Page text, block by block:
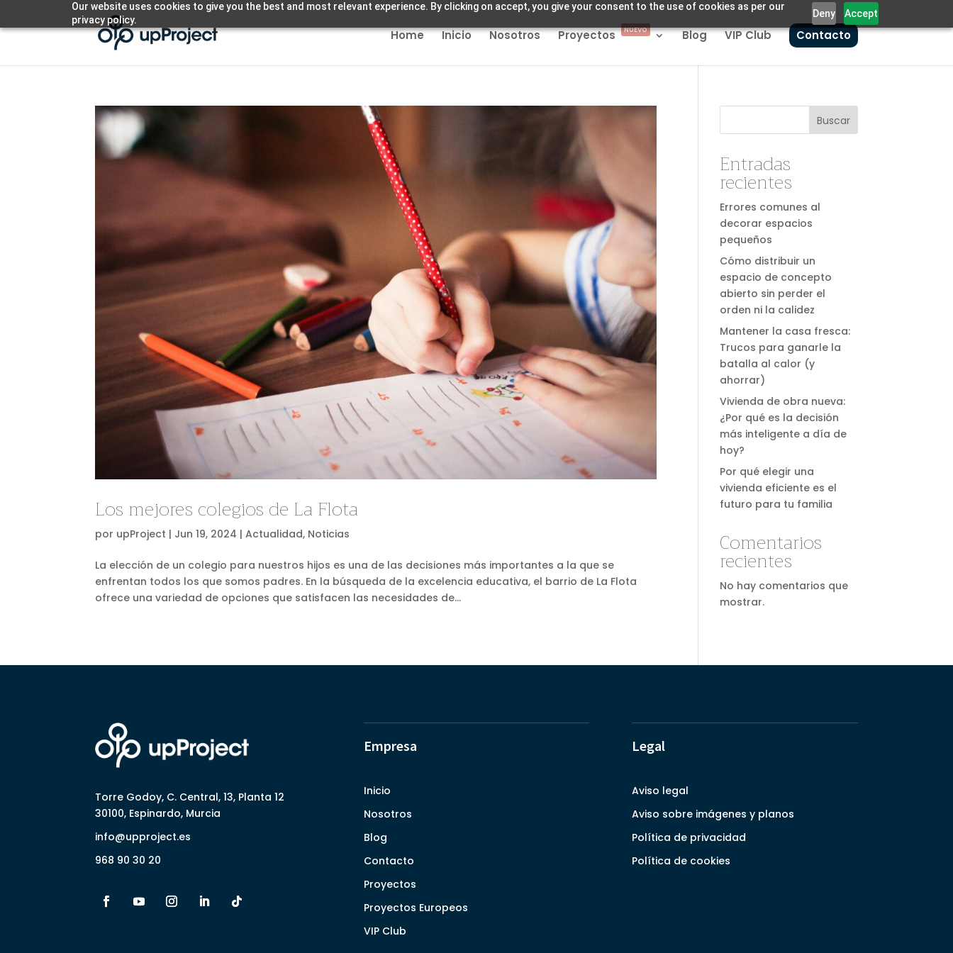
Our website uses cookies to give you the best and most relevant experience. By clicking on accept, you give your consent to the use of cookies as per our
privacy policy.
Deny Accept
Home Inicio Nosotros Proyectos NUEVO Blog VIP Club Contacto
Los mejores colegios de La Flota
por upProject | Jun 19, 2024 |Actualidad, Noticias
La elección de un colegio para nuestros hijos es una de las decisiones más importantes a la que se
enfrentan todos los que somos padres. En la búsqueda de la excelencia educativa, el barrio de La Flota
ofrece una variedad de opciones que satisfacen las necesidades de...
Buscar
Entradas
recientes
Errores comunes al
decorar espacios
pequeños
Cómo distribuir un
espacio de concepto
abierto sin perder el
orden ni la calidez
Mantener la casa fresca:
Trucos para ganarle la
batalla al calor (y
ahorrar)
Vivienda de obra nueva:
¿Por qué es la decisión
más inteligente a día de
hoy?
Por qué elegir una
vivienda eficiente es el
futuro para tu familia
Comentarios
recientes
No hay comentarios que
mostrar.
Torre Godoy, C. Central, 13, Planta 12
30100, Espinardo, Murcia
info@upproject.es
968 90 30 20
Empresa
Inicio
Nosotros
Blog
Contacto
Proyectos
Proyectos Europeos
VIP Club
Legal
Aviso legal
Aviso sobre imágenes y planos
Política de privacidad
Política de cookies